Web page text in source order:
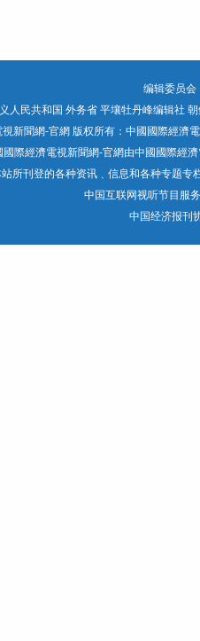
编辑委员会
人民共和国 外务省 平壤牡丹峰编辑社
新聞網-官網 版权所有：中國國際經
國際經濟電視新聞網-官網由中國國際經
所刊登的各种资讯﹑信息和各种专题专
中国互联网视听节目服
中国经济报刊